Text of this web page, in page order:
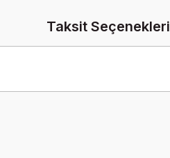
Taksit Seçenekleri